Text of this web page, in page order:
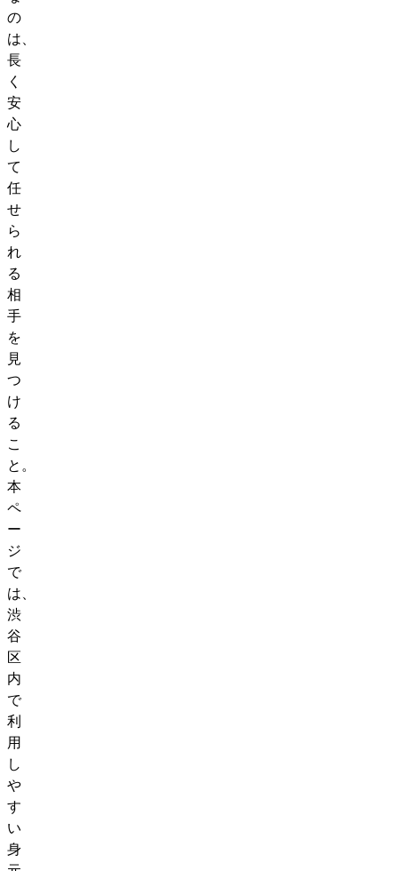
の
は、
長
く
安
心
し
て
任
せ
ら
れ
る
相
手
を
見
つ
け
る
こ
と。
本
ペ
ー
ジ
で
は、
渋
谷
区
内
で
利
用
し
や
す
い
身